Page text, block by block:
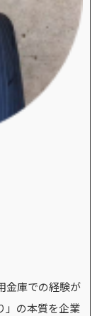
金庫での経験が
」の本質を企業